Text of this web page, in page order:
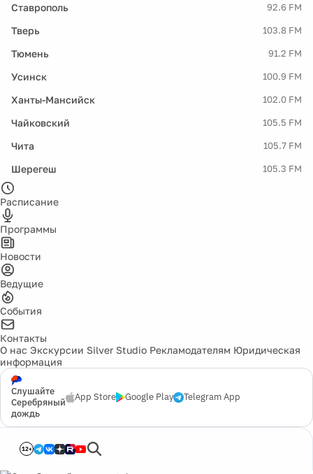
Ставрополь 92.6 FM
Тверь 103.8 FM
Тюмень 91.2 FM
Усинск 100.9 FM
Ханты-Мансийск 102.0 FM
Чайковский 105.5 FM
Чита 105.7 FM
Шерегеш 105.3 FM
Расписание
Программы
Новости
Ведущие
События
Контакты
О нас Экскурсии Silver Studio Рекламодателям Юридическая
информация
Слушайте
Серебряный
дождь
App Store Google Play Telegram App
12+